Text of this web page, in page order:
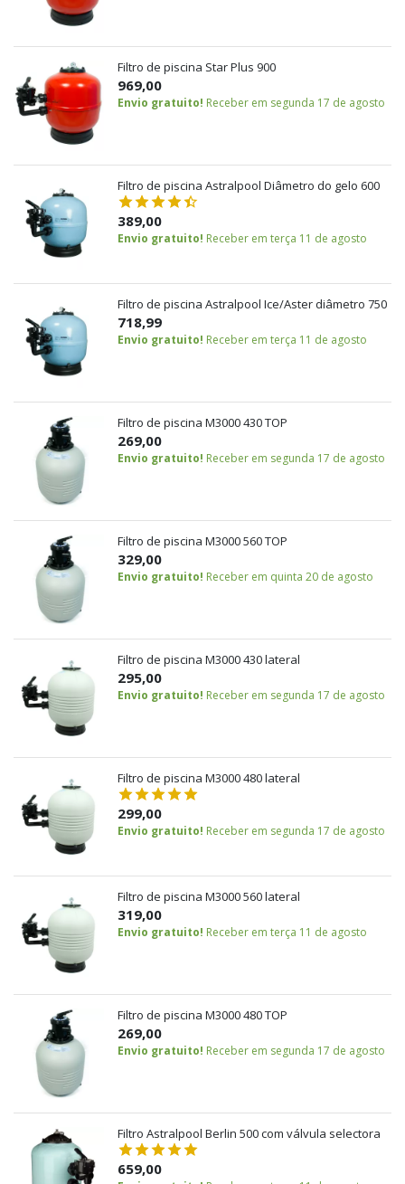
Filtro de piscina Star Plus 900
969,00
Envio gratuito! Receber em segunda 17 de agosto
Filtro de piscina Astralpool Diâmetro do gelo 600
389,00
Envio gratuito! Receber em terça 11 de agosto
Filtro de piscina Astralpool Ice/Aster diâmetro 750
718,99
Envio gratuito! Receber em terça 11 de agosto
Filtro de piscina M3000 430 TOP
269,00
Envio gratuito! Receber em segunda 17 de agosto
Filtro de piscina M3000 560 TOP
329,00
Envio gratuito! Receber em quinta 20 de agosto
Filtro de piscina M3000 430 lateral
295,00
Envio gratuito! Receber em segunda 17 de agosto
Filtro de piscina M3000 480 lateral
299,00
Envio gratuito! Receber em segunda 17 de agosto
Filtro de piscina M3000 560 lateral
319,00
Envio gratuito! Receber em terça 11 de agosto
Filtro de piscina M3000 480 TOP
269,00
Envio gratuito! Receber em segunda 17 de agosto
Filtro Astralpool Berlin 500 com válvula selectora
659,00